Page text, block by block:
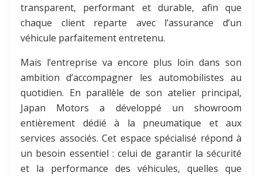
transparent, performant et durable, afin que
chaque client reparte avec l’assurance d’un
véhicule parfaitement entretenu.
Mais l’entreprise va encore plus loin dans son
ambition d’accompagner les automobilistes au
quotidien. En parallèle de son atelier principal,
Japan Motors a développé un showroom
entièrement dédié à la pneumatique et aux
services associés. Cet espace spécialisé répond à
un besoin essentiel : celui de garantir la sécurité
et la performance des véhicules, quelles que